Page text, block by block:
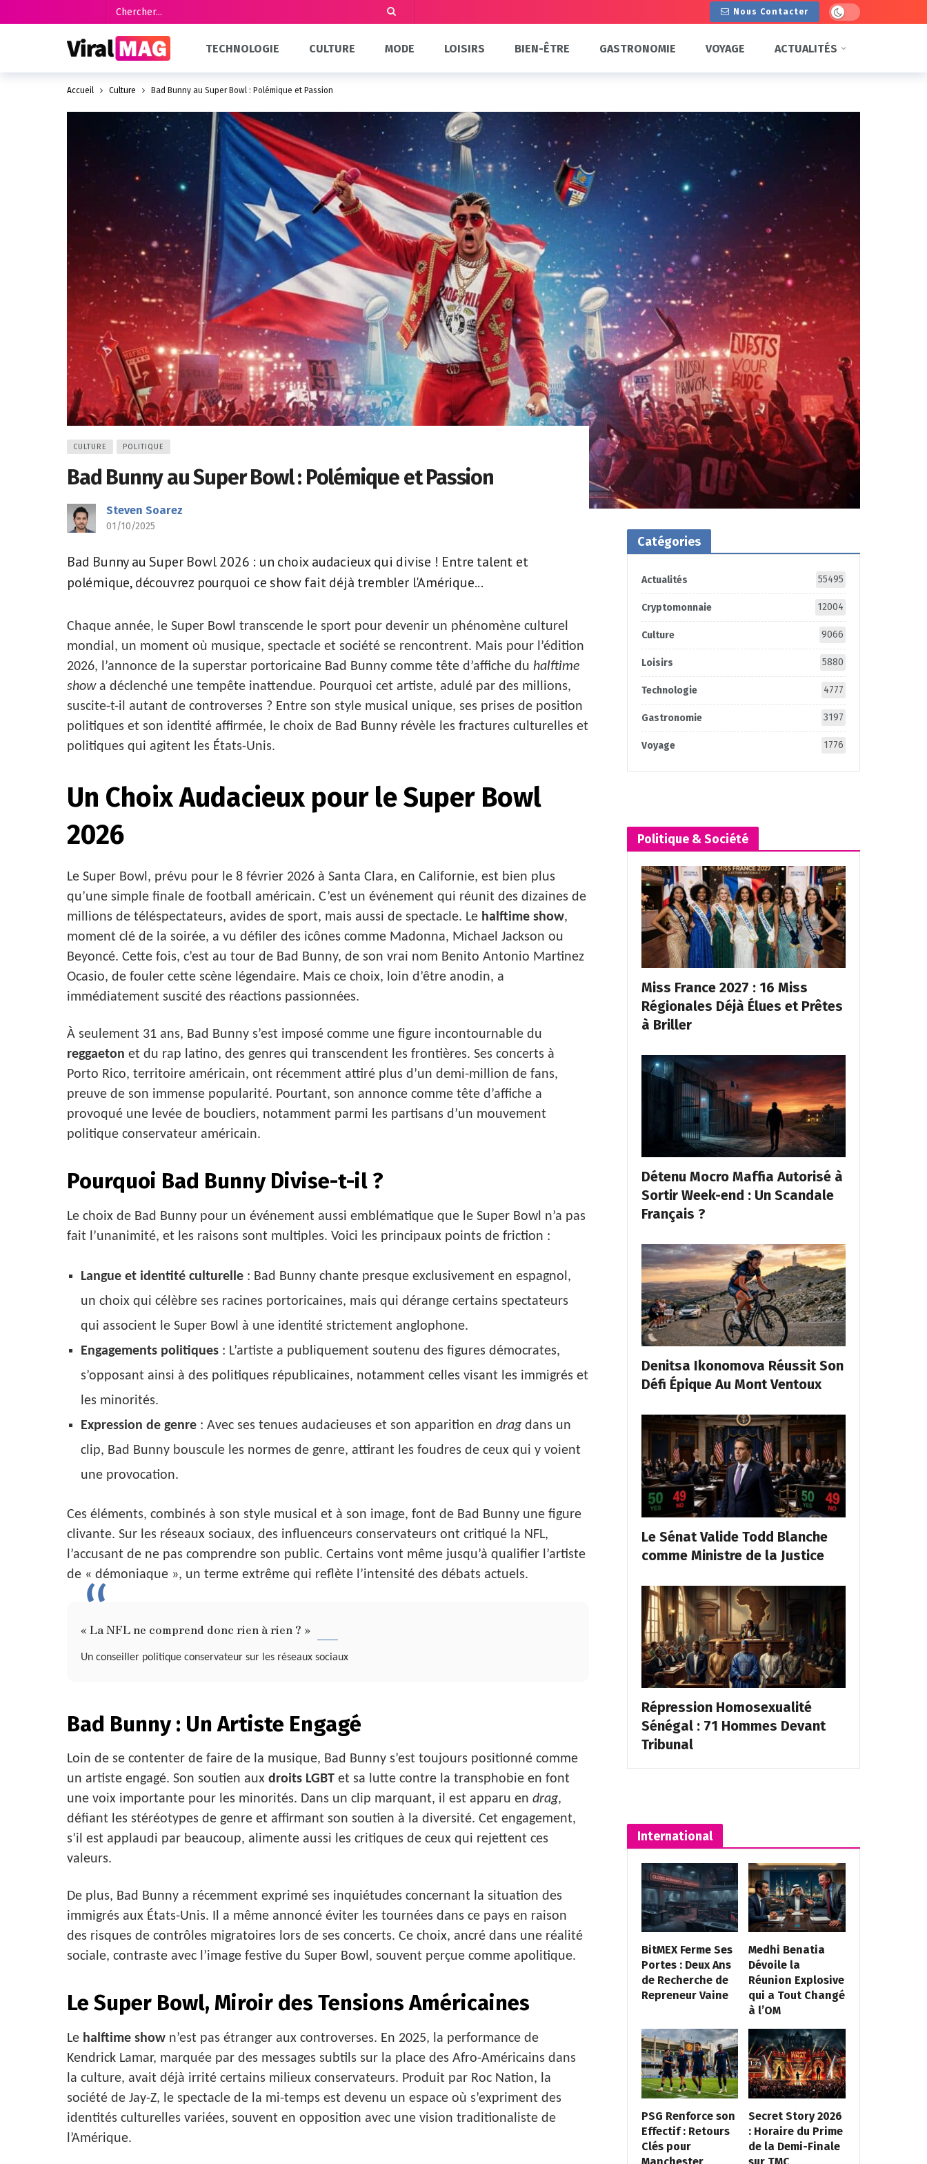
Nous Contacter Dark mode
TECHNOLOGIE CULTURE MODE LOISIRS BIEN-ÊTRE GASTRONOMIE VOYAGE ACTUALITÉS
Accueil Culture Bad Bunny au Super Bowl : Polémique et Passion
CULTURE POLITIQUE
Bad Bunny au Super Bowl : Polémique et Passion
Steven Soarez
01/10/2025
Bad Bunny au Super Bowl 2026 : un choix audacieux qui divise ! Entre talent et
polémique, découvrez pourquoi ce show fait déjà trembler l'Amérique...
Chaque année, le Super Bowl transcende le sport pour devenir un phénomène culturel
mondial, un moment où musique, spectacle et société se rencontrent. Mais pour l’édition
2026, l’annonce de la superstar portoricaine Bad Bunny comme tête d’affiche du halftime
showa déclenché une tempête inattendue. Pourquoi cet artiste, adulé par des millions,
suscite-t-il autant de controverses ? Entre son style musical unique, ses prises de position
politiques et son identité affirmée, le choix de Bad Bunny révèle les fractures culturelles et
politiques qui agitent les États-Unis.
Un Choix Audacieux pour le Super Bowl
2026
Le Super Bowl, prévu pour le 8 février 2026 à Santa Clara, en Californie, est bien plus
qu’une simple finale de football américain. C’est un événement qui réunit des dizaines de
millions de téléspectateurs, avides de sport, mais aussi de spectacle. Le halftime show,
moment clé de la soirée, a vu défiler des icônes comme Madonna, Michael Jackson ou
Beyoncé. Cette fois, c’est au tour de Bad Bunny, de son vrai nom Benito Antonio Martinez
Ocasio, de fouler cette scène légendaire. Mais ce choix, loin d’être anodin, a
immédiatement suscité des réactions passionnées.
À seulement 31 ans, Bad Bunny s’est imposé comme une figure incontournable du
reggaeton et du rap latino, des genres qui transcendent les frontières. Ses concerts à
Porto Rico, territoire américain, ont récemment attiré plus d’un demi-million de fans,
preuve de son immense popularité. Pourtant, son annonce comme tête d’affiche a
provoqué une levée de boucliers, notamment parmi les partisans d’un mouvement
politique conservateur américain.
Pourquoi Bad Bunny Divise-t-il ?
Le choix de Bad Bunny pour un événement aussi emblématique que le Super Bowl n’a pas
fait l’unanimité, et les raisons sont multiples. Voici les principaux points de friction :
Langue et identité culturelle : Bad Bunny chante presque exclusivement en espagnol,
un choix qui célèbre ses racines portoricaines, mais qui dérange certains spectateurs
qui associent le Super Bowl à une identité strictement anglophone.
Engagements politiques : L’artiste a publiquement soutenu des figures démocrates,
s’opposant ainsi à des politiques républicaines, notamment celles visant les immigrés et
les minorités.
Expression de genre : Avec ses tenues audacieuses et son apparition en drag dans un
clip, Bad Bunny bouscule les normes de genre, attirant les foudres de ceux qui y voient
une provocation.
Ces éléments, combinés à son style musical et à son image, font de Bad Bunny une figure
clivante. Sur les réseaux sociaux, des influenceurs conservateurs ont critiqué la NFL,
l’accusant de ne pas comprendre son public. Certains vont même jusqu’à qualifier l’artiste
de « démoniaque », un terme extrême qui reflète l’intensité des débats actuels.
« La NFL ne comprend donc rien à rien ? »
Un conseiller politique conservateur sur les réseaux sociaux
Bad Bunny : Un Artiste Engagé
Loin de se contenter de faire de la musique, Bad Bunny s’est toujours positionné comme
un artiste engagé. Son soutien aux droits LGBT et sa lutte contre la transphobie en font
une voix importante pour les minorités. Dans un clip marquant, il est apparu en drag,
défiant les stéréotypes de genre et affirmant son soutien à la diversité. Cet engagement,
s’il est applaudi par beaucoup, alimente aussi les critiques de ceux qui rejettent ces
valeurs.
De plus, Bad Bunny a récemment exprimé ses inquiétudes concernant la situation des
immigrés aux États-Unis. Il a même annoncé éviter les tournées dans ce pays en raison
des risques de contrôles migratoires lors de ses concerts. Ce choix, ancré dans une réalité
sociale, contraste avec l’image festive du Super Bowl, souvent perçue comme apolitique.
Le Super Bowl, Miroir des Tensions Américaines
Le halftime show n’est pas étranger aux controverses. En 2025, la performance de
Kendrick Lamar, marquée par des messages subtils sur la place des Afro-Américains dans
la culture, avait déjà irrité certains milieux conservateurs. Produit par Roc Nation, la
société de Jay-Z, le spectacle de la mi-temps est devenu un espace où s’expriment des
identités culturelles variées, souvent en opposition avec une vision traditionaliste de
l’Amérique.
Catégories
Actualités 55495
Cryptomonnaie 12004
Culture 9066
Loisirs 5880
Technologie 4777
Gastronomie 3197
Voyage 1776
Politique & Société
Miss France 2027 : 16 Miss
Régionales Déjà Élues et Prêtes
à Briller
Détenu Mocro Maffia Autorisé à
Sortir Week-end : Un Scandale
Français ?
Denitsa Ikonomova Réussit Son
Défi Épique Au Mont Ventoux
Le Sénat Valide Todd Blanche
comme Ministre de la Justice
Répression Homosexualité
Sénégal : 71 Hommes Devant
Tribunal
International
BitMEX Ferme Ses
Portes : Deux Ans
de Recherche de
Repreneur Vaine
Medhi Benatia
Dévoile la
Réunion Explosive
qui a Tout Changé
à l’OM
PSG Renforce son
Effectif : Retours
Clés pour
Secret Story 2026
: Horaire du Prime
de la Demi-Finale